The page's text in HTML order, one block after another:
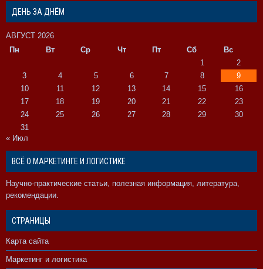
ДЕНЬ ЗА ДНЁМ
АВГУСТ 2026
Пн
Вт Ср Чт Пт Сб
Вс
1
2
3
4 5 6 7 8
9
10
11 12 13 14 15
16
17
18 19 20 21 22
23
24
25 26 27 28 29
30
31
« Июл
ВСЁ О МАРКЕТИНГЕ И ЛОГИСТИКЕ
Научно-практические статьи, полезная информация, литература,
рекомендации.
СТРАНИЦЫ
Карта сайта
Маркетинг и логистика